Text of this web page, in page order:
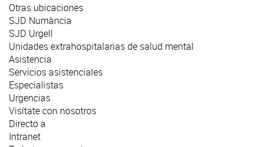
Otras ubicaciones
SJD Numància
SJD Urgell
Unidades extrahospitalarias de salud mental
Asistencia
Servicios asistenciales
Especialistas
Urgencias
Visítate con nosotros
Directo a
Intranet